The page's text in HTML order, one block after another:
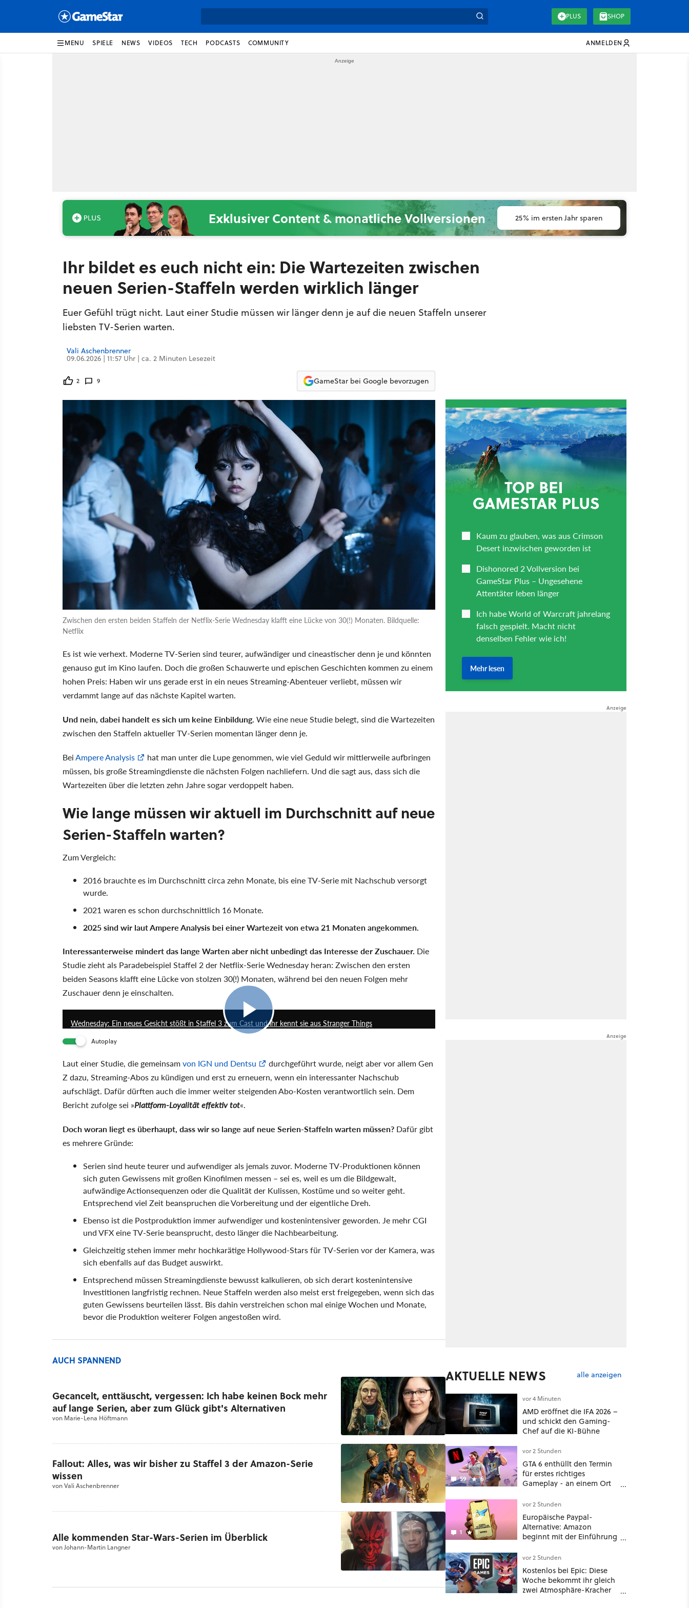
PLUS SHOP
MENU SPIELE NEWS VIDEOS TECH PODCASTS COMMUNITY ANMELDEN
Exklusiver Content & monatliche Vollversionen 25% im ersten Jahr sparen
Ihr bildet es euch nicht ein: Die Wartezeiten zwischen
neuen Serien-Staffeln werden wirklich länger
Euer Gefühl trügt nicht. Laut einer Studie müssen wir länger denn je auf die neuen Staffeln unserer
liebsten TV-Serien warten.
Vali Aschenbrenner
09.06.2026 | 11:57 Uhr | ca. 2 Minuten Lesezeit
2 9 GameStar bei Google bevorzugen
Zwischen den ersten beiden Staffeln der Netflix-Serie Wednesday klafft eine Lücke von 30(!) Monaten. Bildquelle:
Netflix
Es ist wie verhext. Moderne TV-Serien sind teurer, aufwändiger und cineastischer denn je und könnten
genauso gut im Kino laufen. Doch die großen Schauwerte und epischen Geschichten kommen zu einem
hohen Preis: Haben wir uns gerade erst in ein neues Streaming-Abenteuer verliebt, müssen wir
verdammt lange auf das nächste Kapitel warten.
Und nein, dabei handelt es sich um keine Einbildung. Wie eine neue Studie belegt, sind die Wartezeiten
zwischen den Staffeln aktueller TV-Serien momentan länger denn je.
BeiAmpere Analysis
hat man unter die Lupe genommen, wie viel Geduld wir mittlerweile aufbringen
müssen, bis große Streamingdienste die nächsten Folgen nachliefern. Und die sagt aus, dass sich die
Wartezeiten über die letzten zehn Jahre sogar verdoppelt haben.
Wie lange müssen wir aktuell im Durchschnitt auf neue
Serien-Staffeln warten?
Zum Vergleich:
2016 brauchte es im Durchschnitt circa zehn Monate, bis eine TV-Serie mit Nachschub versorgt
wurde.
2021 waren es schon durchschnittlich 16 Monate.
2025 sind wir laut Ampere Analysis bei einer Wartezeit von etwa 21 Monaten angekommen.
Interessanterweise mindert das lange Warten aber nicht unbedingt das Interesse der Zuschauer. Die
Studie zieht als Paradebeispiel Staffel 2 der Netflix-Serie Wednesday heran: Zwischen den ersten
beiden Seasons klafft eine Lücke von stolzen 30(!) Monaten, während bei den neuen Folgen mehr
Zuschauer denn je einschalten.
Wednesday: Ein neues Gesicht stößt in Staffel 3 zum Cast und ihr kennt sie aus Stranger Things
Autoplay
Laut einer Studie, die gemeinsamvon IGN und Dentsu
durchgeführt wurde, neigt aber vor allem Gen
Z dazu, Streaming-Abos zu kündigen und erst zu erneuern, wenn ein interessanter Nachschub
aufschlägt. Dafür dürften auch die immer weiter steigenden Abo-Kosten verantwortlich sein. Dem
Bericht zufolge sei Plattform-Loyalität effektiv tot .
Doch woran liegt es überhaupt, dass wir so lange auf neue Serien-Staffeln warten müssen? Dafür gibt
es mehrere Gründe:
Serien sind heute teurer und aufwendiger als jemals zuvor. Moderne TV-Produktionen können
sich guten Gewissens mit großen Kinofilmen messen – sei es, weil es um die Bildgewalt,
aufwändige Actionsequenzen oder die Qualität der Kulissen, Kostüme und so weiter geht.
Entsprechend viel Zeit beanspruchen die Vorbereitung und der eigentliche Dreh.
Ebenso ist die Postproduktion immer aufwendiger und kostenintensiver geworden. Je mehr CGI
und VFX eine TV-Serie beansprucht, desto länger die Nachbearbeitung.
Gleichzeitig stehen immer mehr hochkarätige Hollywood-Stars für TV-Serien vor der Kamera, was
sich ebenfalls auf das Budget auswirkt.
Entsprechend müssen Streamingdienste bewusst kalkulieren, ob sich derart kostenintensive
Investitionen langfristig rechnen. Neue Staffeln werden also meist erst freigegeben, wenn sich das
guten Gewissens beurteilen lässt. Bis dahin verstreichen schon mal einige Wochen und Monate,
bevor die Produktion weiterer Folgen angestoßen wird.
AUCH SPANNEND
Gecancelt, enttäuscht, vergessen: Ich habe keinen Bock mehr
auf lange Serien, aber zum Glück gibt's Alternativen
von Marie-Lena Höftmann
Fallout: Alles, was wir bisher zu Staffel 3 der Amazon-Serie
wissen
vonVali Aschenbrenner
Alle kommenden Star-Wars-Serien im Überblick
vonJohann-Martin Langner
AKTUELLE NEWS alle anzeigen
vor 4 Minuten
AMD eröffnet die IFA 2026 –
und schickt den Gaming-
Chef auf die KI-Bühne
59 6
vor 2 Stunden
GTA 6 enthüllt den Termin
für erstes richtiges
Gameplay - an einem Ort
gerechnet hatte
1 1
vor 2 Stunden
Europäische Paypal-
Alternative: Amazon
beginnt mit der Einführung
vor 2 Stunden
Kostenlos bei Epic: Diese
Woche bekommt ihr gleich
zwei Atmosphäre-Kracher